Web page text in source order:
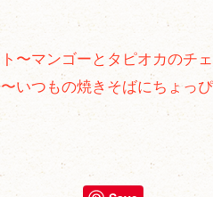
〜マンゴーとタピオカのチ
いつもの焼きそばにちょっ